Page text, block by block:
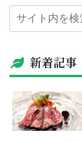
新着記事